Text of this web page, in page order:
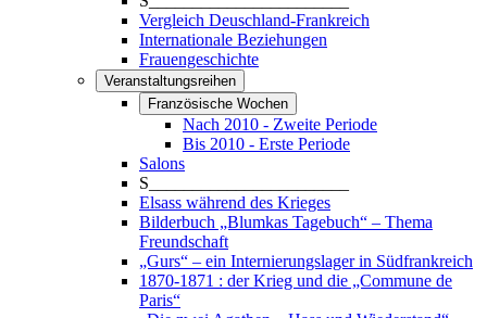
Vergleich Deuschland-Frankreich
Internationale Beziehungen
Frauengeschichte
Veranstaltungsreihen
Französische Wochen
Nach 2010 - Zweite Periode
Bis 2010 - Erste Periode
Salons
S_______________________
Elsass während des Krieges
Bilderbuch „Blumkas Tagebuch“ – Thema
Freundschaft
„Gurs“ – ein Internierungslager in Südfrankreich
1870-1871 : der Krieg und die „Commune de
Paris“